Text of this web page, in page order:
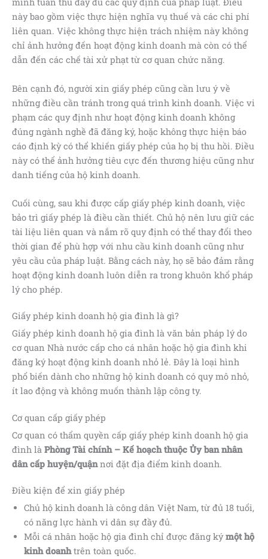
mình tuân thủ đầy đủ các quy định của pháp luật. Điều
này bao gồm việc thực hiện nghĩa vụ thuế và các chi phí
liên quan. Việc không thực hiện trách nhiệm này không
chỉ ảnh hưởng đến hoạt động kinh doanh mà còn có thể
dẫn đến các chế tài xử phạt từ cơ quan chức năng.
Bên cạnh đó, người xin giấy phép cũng cần lưu ý về
những điều cần tránh trong quá trình kinh doanh. Việc vi
phạm các quy định như hoạt động kinh doanh không
đúng ngành nghề đã đăng ký, hoặc không thực hiện báo
cáo định kỳ có thể khiến giấy phép của họ bị thu hồi. Điều
này có thể ảnh hưởng tiêu cực đến thương hiệu cũng như
danh tiếng của hộ kinh doanh.
Cuối cùng, sau khi được cấp giấy phép kinh doanh, việc
bảo trì giấy phép là điều cần thiết. Chủ hộ nên lưu giữ các
tài liệu liên quan và nắm rõ quy định có thể thay đổi theo
thời gian để phù hợp với nhu cầu kinh doanh cũng như
yêu cầu của pháp luật. Bằng cách này, họ sẽ bảo đảm rằng
hoạt động kinh doanh luôn diễn ra trong khuôn khổ pháp
lý cho phép.
Giấy phép kinh doanh hộ gia đình là gì?
Giấy phép kinh doanh hộ gia đình là văn bản pháp lý do
cơ quan Nhà nước cấp cho cá nhân hoặc hộ gia đình khi
đăng ký hoạt động kinh doanh nhỏ lẻ. Đây là loại hình
phổ biến dành cho những hộ kinh doanh có quy mô nhỏ,
ít lao động và không muốn thành lập công ty.
Cơ quan cấp giấy phép
Cơ quan có thẩm quyền cấp giấy phép kinh doanh hộ gia
đình là Phòng Tài chính – Kế hoạch thuộc Ủy ban nhân
dân cấp huyện/quậnnơi đặt địa điểm kinh doanh.
Điều kiện để xin giấy phép
Chủ hộ kinh doanh là công dân Việt Nam, từ đủ 18 tuổi,
có năng lực hành vi dân sự đầy đủ.
Mỗi cá nhân hoặc hộ gia đình chỉ được đăng kýmột hộ
kinh doanhtrên toàn quốc.